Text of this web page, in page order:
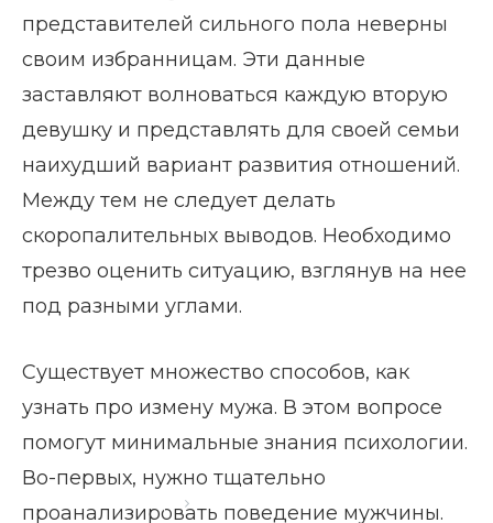
представителей сильного пола неверны
своим избранницам. Эти данные
заставляют волноваться каждую вторую
девушку и представлять для своей семьи
наихудший вариант развития отношений.
Между тем не следует делать
скоропалительных выводов. Необходимо
трезво оценить ситуацию, взглянув на нее
под разными углами.
Существует множество способов, как
узнать про измену мужа. В этом вопросе
помогут минимальные знания психологии.
Во-первых, нужно тщательно
проанализировать поведение мужчины.